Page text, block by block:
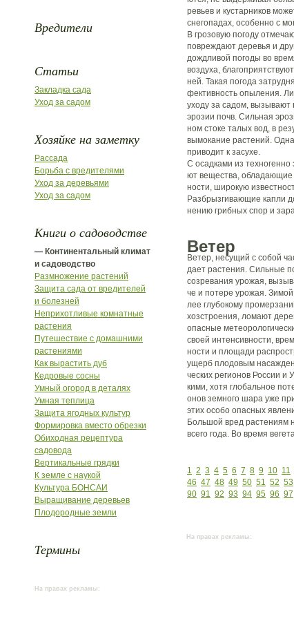
Вредители
Статьи
Закладка сада
Уход за садом
Хозяйке на заметку
Рассада
Борьба с вредителями
Уход за деревьями
Уход за садом
Книги о садоводстве
— Континентальный климат
и садоводство
Размножение растений
Защита сада от вредителей
и болезней
Неприхотливые комнатные
растения
Путешествие с домашними
растениями
Как вырастить дуб
Кедровые сосны
Умный огород в деталях
Умная теплица
Защита ягодных культур
Формировка вместо обрезки
Обиходная рецептура
садовода
Вертикальные грядки
К земле с наукой
Культура БОНСАИ
Выращивание деревьев
Плодородные земли
Термины
На правах рекламы:
ревьев и кустарников
снегопадах, особенно с
В грозовую погоду
повреждают деревья и
дождливой погоды во
воздуха,
ней. Такая погода
фективность опыления.
уходу за садом, вызывают
эрозии почв. Сильная
ном стоке талых вод, в
вымокание растений.
приводит к засухе.
С осадками из
ют вещества, обладающие
ности, широкую
Разбрызгивающие капли
нению грибных спор и
Ветер
Ветер, несущий с собой
дает растения. Сильные
созревания урожая,
че и потере урожая.
лее глубокому
хозстроения, ломают
опасные
своей интенсивности,
ности и площади
ущерб плодовым
ческих регионов России
кими, хотя глобальное
онов земного шара уже
этих особо опасных
Большой вред растениям
всего года. Во время
1 2 3 4 5 6 7 8 9 10 11
46 47 48 49 50 51 52 53
90 91 92 93 94 95 96 97
На правах рекламы: